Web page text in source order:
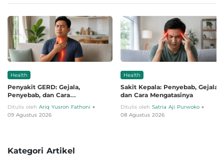
Health
Penyakit GERD: Gejala,
Penyebab, dan Cara
Ditulis oleh Ariq Yusron Fathoni •
09 Agustus 2026
Health
Sakit Kepala: Penyebab, Gejala,
dan Cara Mengatasinya
Ditulis oleh Satria Aji Purwoko •
08 Agustus 2026
Kategori Artikel